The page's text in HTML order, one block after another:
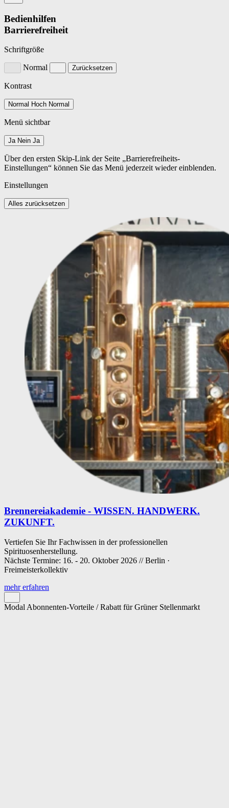
Bedienhilfen
Barrierefreiheit
Schriftgröße
Normal Zurücksetzen
Kontrast
Normal Hoch Normal
Menü sichtbar
Ja Nein Ja
Über den ersten Skip-Link der Seite „Barrierefreiheits-
Einstellungen“ können Sie das Menü jederzeit wieder einblenden.
Einstellungen
Alles zurücksetzen
Brennereiakademie - WISSEN. HANDWERK.
ZUKUNFT.
Vertiefen Sie Ihr Fachwissen in der professionellen
Spirituosenherstellung.
Nächste Termine: 16. - 20. Oktober 2026 // Berlin ·
Freimeisterkollektiv
mehr erfahren
Modal Abonnenten-Vorteile / Rabatt für Grüner Stellenmarkt